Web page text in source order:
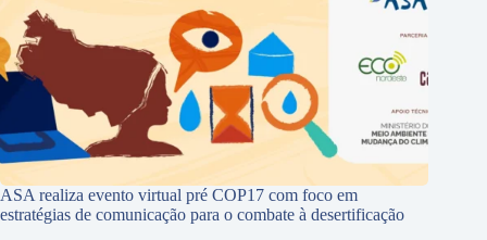
ASA realiza evento virtual pré COP17 com foco em
estratégias de comunicação para o combate à desertificação